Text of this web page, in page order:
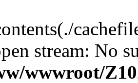
stream: No
wwwroot/